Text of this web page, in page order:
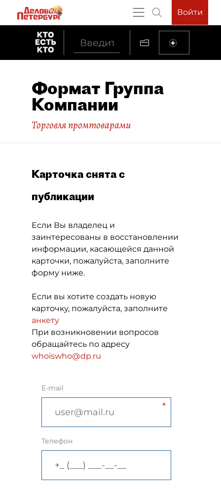
Войти
Формат Группа
Компании
Торговля промтоварами
Карточка снята с
публикации
Если Вы владелец и
заинтересованы в восстановлении
информации, касающейся данной
карточки, пожалуйста, заполните
форму ниже.
Если вы хотите создать новую
карточку, пожалуйста, заполните
анкету
При возникновении вопросов
обращайтесь по адресу
whoiswho@dp.ru
E-mail
Телефон